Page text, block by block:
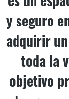
y seguro
adquirir
toda la
objetivo